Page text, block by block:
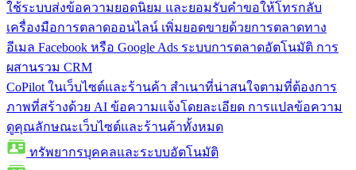
ใช้ระบบส่งข้อความยอดนิยม และยอมรับคำขอให้โทรกลับ
เครื่องมือการตลาดออนไลน์ เพิ่มยอดขายด้วยการตลาดทาง
อีเมล Facebook หรือ Google Ads ระบบการตลาดอัตโนมัติ การ
ผสานรวม CRM
CoPilot ในเว็บไซต์และร้านค้า สำเนาที่น่าสนใจตามที่ต้องการ
ภาพที่สร้างด้วย AI ข้อความแจ้งโดยละเอียด การแปลข้อความ
ดูคุณลักษณะเว็บไซต์และร้านค้าทั้งหมด
ทรัพยากรบุคคลและระบบอัตโนมัติ